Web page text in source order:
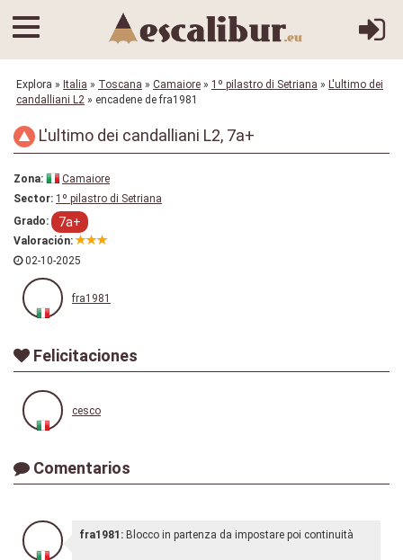
Explora » Italia » Toscana » Camaiore » 1º pilastro di Setriana » L'ultimo dei
candalliani L2 » encadene de fra1981
L'ultimo dei candalliani L2, 7a+
Zona:
Camaiore
Sector: 1º pilastro di Setriana
Grado:
7a+
Valoración:
02-10-2025
fra1981
Felicitaciones
cesco
Comentarios
fra1981: Blocco in partenza da impostare poi continuità